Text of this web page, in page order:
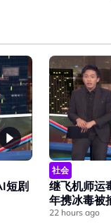
短剧
社会
继飞机师运
年携冰毒被
22 hours ago